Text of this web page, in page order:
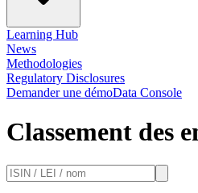
Learning Hub
News
Methodologies
Regulatory Disclosures
Demander une démoData Console
Classement des